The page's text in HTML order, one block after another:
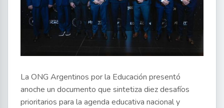
La ONG Argentinos por la Educación presentó
anoche un documento que sintetiza diez desafíos
prioritarios para la agenda educativa nacional y